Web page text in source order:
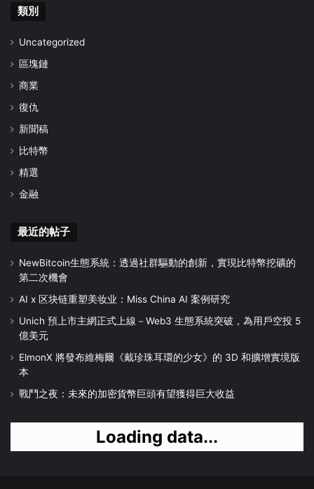
類別
Uncategorized
區塊鏈
商業
復仇
新聞稿
比特幣
精選
金融
最近的帖子
NewBitcoin生態系統：透過社群驅動的創新，實現比特幣挖礦的
第二次機會
AI x 区块链重塑美妆业：Miss China AI 案例研究
Unich 預上市主網正式上線－Web3 生態系統突破，為用戶空投 5
億美元
ElmonX 將發布維梅爾《戴珍珠耳環的少女》的 3D 和擴增實境版
本
戰鬥之夜：未來的加密貨幣巨頭有望獲得巨大收益
Loading data...